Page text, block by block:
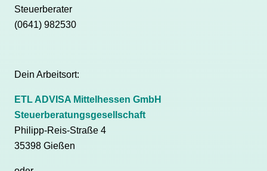
Steuerberater
(0641) 982530
Dein Arbeitsort:
ETL ADVISA Mittelhessen GmbH
Steuerberatungsgesellschaft
Philipp-Reis-Straße 4
35398 Gießen